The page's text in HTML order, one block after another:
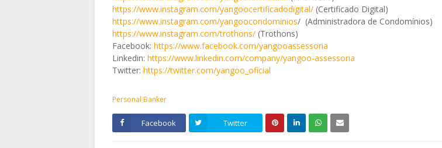
https://www.instagram.com/yangoocertificadodigital/ (Certificado Digital)
https://www.instagram.com/yangoocondominios/ (Administradora de Condomínios)
https://www.instagram.com/trothons/ (Trothons)
Facebook: https://www.facebook.com/yangooassessoria
Linkedin: https://www.linkedin.com/company/yangoo-assessoria
Twitter: https://twitter.com/yangoo_oficial
Personal Banker
Facebook Twitter